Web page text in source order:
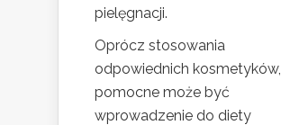
pielęgnacji.
Oprócz stosowania
odpowiednich kosmetyków,
pomocne może być
wprowadzenie do diety